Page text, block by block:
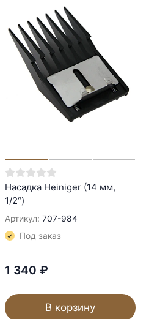
Насадка Heiniger (14 мм,
1/2“)
Артикул: 707-984
Под заказ
1 340 ₽
В корзину